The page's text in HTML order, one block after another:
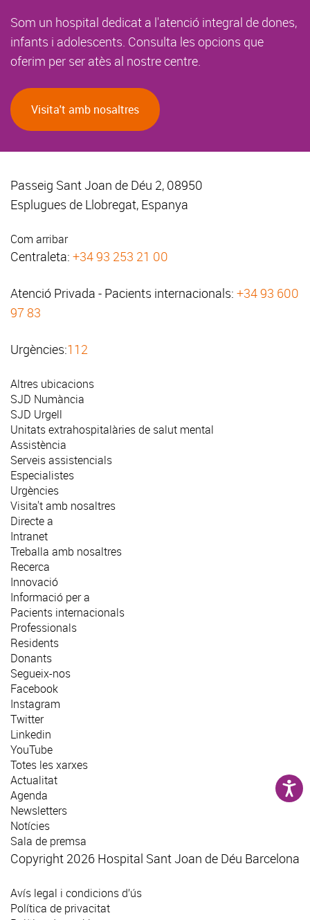
Som un hospital dedicat a l'atenció integral de dones,
infants i adolescents. Consulta les opcions que
oferim per ser atès al nostre centre.
Visita't amb nosaltres
Passeig Sant Joan de Déu 2, 08950
Esplugues de Llobregat, Espanya
Com arribar
Centraleta: +34 93 253 21 00
Atenció Privada - Pacients internacionals: +34 93 600
97 83
Urgències:112
Altres ubicacions
SJD Numància
SJD Urgell
Unitats extrahospitalàries de salut mental
Assistència
Serveis assistencials
Especialistes
Urgències
Visita't amb nosaltres
Directe a
Intranet
Treballa amb nosaltres
Recerca
Innovació
Informació per a
Pacients internacionals
Professionals
Residents
Donants
Segueix-nos
Facebook
Instagram
Twitter
Linkedin
YouTube
Totes les xarxes
Actualitat
Agenda
Newsletters
Notícies
Sala de premsa
Copyright 2026 Hospital Sant Joan de Déu Barcelona
Avís legal i condicions d’ús
Política de privacitat